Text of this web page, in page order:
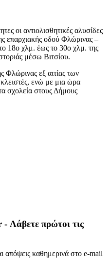
οι αντιολισθητικές αλυσίδες
επαρχιακής οδού Φλώρινας –
18ο χλμ. έως το 30ο χλμ. της
μέσω Βιτσίου.
Φλώρινας εξ αιτίας των
ενώ με μια ώρα
σχολεία στους Δήμους
- Λάβετε πρώτοι τις
απόψεις καθημερινά στο e-mail